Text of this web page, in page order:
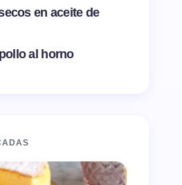
en aceite de
al horno